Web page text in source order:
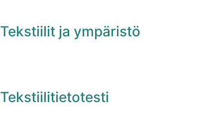
Tekstiilit ja ympäristö
Tekstiilitietotesti